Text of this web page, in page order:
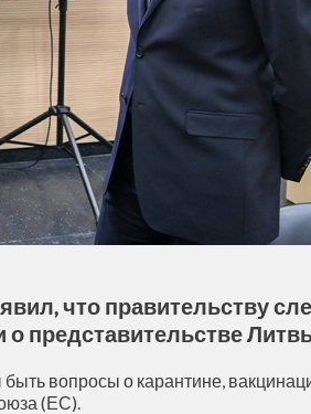
что правительству
представительстве
вопросы о карантине,
(ЕС).